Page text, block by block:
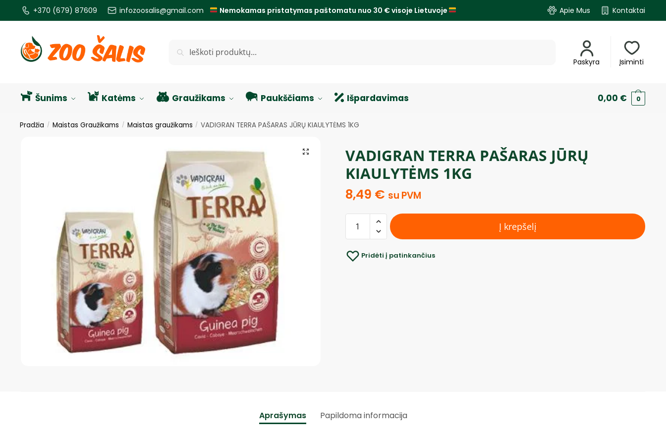
+370 (679) 87609 infozoosalis@gmail.com Nemokamas pristatymas paštomatu nuo 30 € visoje Lietuvoje Apie Mus Kontaktai
Paskyra Įsiminti
Šunims Katėms Graužikams Paukščiams Išpardavimas 0,00 € 0
Pradžia / Maistas Graužikams / Maistas graužikams / VADIGRAN TERRA PAŠARAS JŪRŲ KIAULYTĖMS 1KG
VADIGRAN TERRA PAŠARAS JŪRŲ
KIAULYTĖMS 1KG
8,49 € su PVM
Į krepšelį
Pridėti į patinkančius
Aprašymas Papildoma informacija